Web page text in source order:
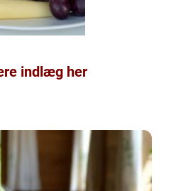
indlæg her